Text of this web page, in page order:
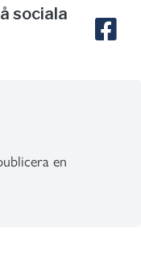
sociala
en